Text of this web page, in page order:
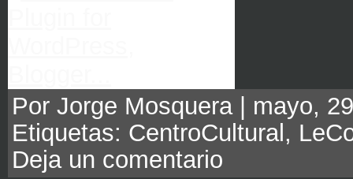
Por Jorge Mosquera | mayo,
Etiquetas: CentroCultural ,
Deja un comentario